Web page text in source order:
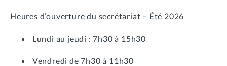
Heures d’ouverture du secrétariat – Été 2026
Lundi au jeudi : 7h30 à 15h30
Vendredi de 7h30 à 11h30